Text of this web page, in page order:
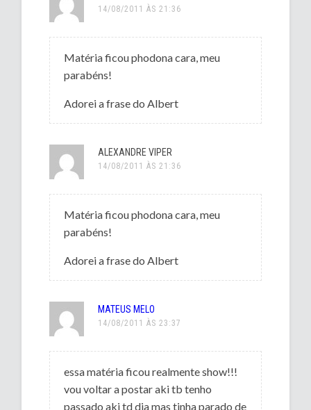
14/08/2011 ÀS 21:36
Matéria ficou phodona cara, meu
parabéns!
Adorei a frase do Albert
ALEXANDRE VIPER
14/08/2011 ÀS 21:36
Matéria ficou phodona cara, meu
parabéns!
Adorei a frase do Albert
MATEUS MELO
14/08/2011 ÀS 23:37
essa matéria ficou realmente show!!!
vou voltar a postar aki tb tenho
passado aki td dia mas tinha parado de